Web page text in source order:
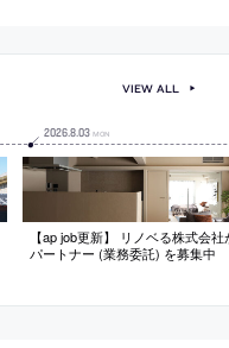
2026.8.03 MON
【ap job更新】 リノベる株式会
パートナー (業務委託) を募集中
VIEW ALL